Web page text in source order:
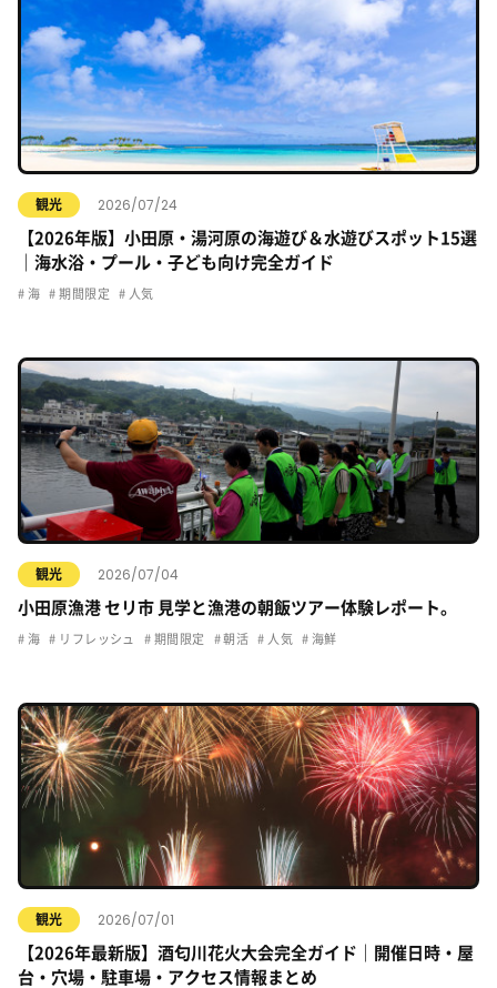
観光 2026/07/24
【2026年版】小田原・湯河原の海遊び＆水遊びスポット15選
｜海水浴・プール・子ども向け完全ガイド
海 期間限定 人気
観光 2026/07/04
小田原漁港 セリ市 見学と漁港の朝飯ツアー体験レポート。
海 リフレッシュ 期間限定 朝活 人気 海鮮
観光 2026/07/01
【2026年最新版】酒匂川花火大会完全ガイド｜開催日時・屋
台・穴場・駐車場・アクセス情報まとめ